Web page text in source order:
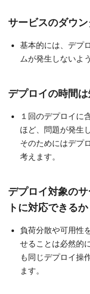
サービスのダウ
基本的には、デプ
ムが発生しないよ
デプロイの時間
１回のデプロイに
ほど、問題が発生
そのためにはデプ
考えます。
デプロイ対象の
トに対応できるか
負荷分散や可用性
せることは必然的
も同じデプロイ操
ます。